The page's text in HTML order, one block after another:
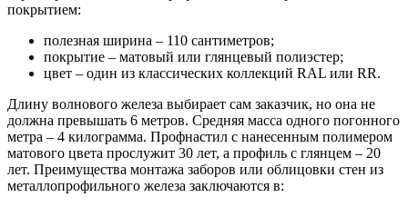
покрытием:
полезная ширина – 110 сантиметров;
покрытие – матовый или глянцевый полиэстер;
цвет – один из классических коллекций RAL или RR.
Длину волнового железа выбирает сам заказчик, но она не
должна превышать 6 метров. Средняя масса одного погонного
метра – 4 килограмма. Профнастил с нанесенным полимером
матового цвета прослужит 30 лет, а профиль с глянцем – 20
лет. Преимущества монтажа заборов или облицовки стен из
металлопрофильного железа заключаются в: